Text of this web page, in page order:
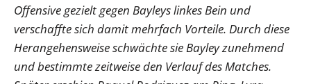
Offensive gezielt gegen Bayleys linkes Bein und
verschaffte sich damit mehrfach Vorteile. Durch diese
Herangehensweise schwächte sie Bayley zunehmend
und bestimmte zeitweise den Verlauf des Matches.